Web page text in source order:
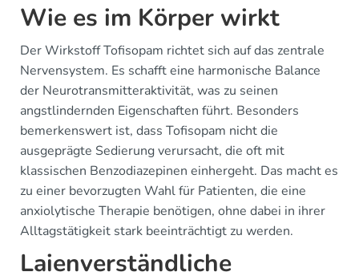
Wie es im Körper wirkt
Der Wirkstoff Tofisopam richtet sich auf das zentrale
Nervensystem. Es schafft eine harmonische Balance
der Neurotransmitteraktivität, was zu seinen
angstlindernden Eigenschaften führt. Besonders
bemerkenswert ist, dass Tofisopam nicht die
ausgeprägte Sedierung verursacht, die oft mit
klassischen Benzodiazepinen einhergeht. Das macht es
zu einer bevorzugten Wahl für Patienten, die eine
anxiolytische Therapie benötigen, ohne dabei in ihrer
Alltagstätigkeit stark beeinträchtigt zu werden.
Laienverständliche